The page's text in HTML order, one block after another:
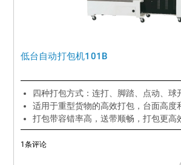
低台自动打包机101B
四种打包方式：连打、脚踏、点动、球
适用于重型货物的高效打包，台面高度
打包带容错率高，送带顺畅，打包更高
1条评论